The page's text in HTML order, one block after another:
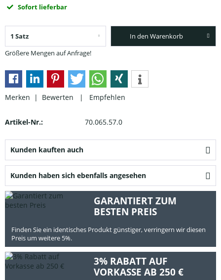
Sofort lieferbar
Größere Mengen auf Anfrage!
In den Warenkorb
Merken | Bewerten | Empfehlen
Artikel-Nr.: 70.065.57.0
Kunden kauften auch
Kunden haben sich ebenfalls angesehen
GARANTIERT ZUM
BESTEN PREIS
Finden Sie ein identisches Produkt günstiger, verringern wir diesen
Preis um weitere 5%.
3% RABATT AUF
VORKASSE AB 250 €